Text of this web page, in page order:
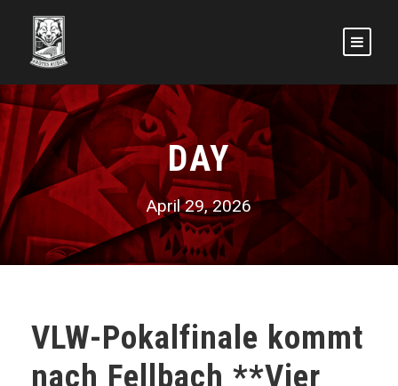
DAY
April 29, 2026
VLW-Pokalfinale kommt
nach Fellbach **Vier